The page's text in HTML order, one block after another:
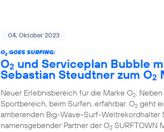
04. Oktober 2023
O2 GOES SURFING:
O2 und Serviceplan Bubble
Sebastian Steudtner zum O2
Neuer Erlebnisbereich für die Marke O2:
Sportbereich, beim Surfen, erfahrbar. O2 geht
amtierenden Big-Wave-Surf-Weltrekordhalter
namensgebender Partner der O2 SURFTOWN